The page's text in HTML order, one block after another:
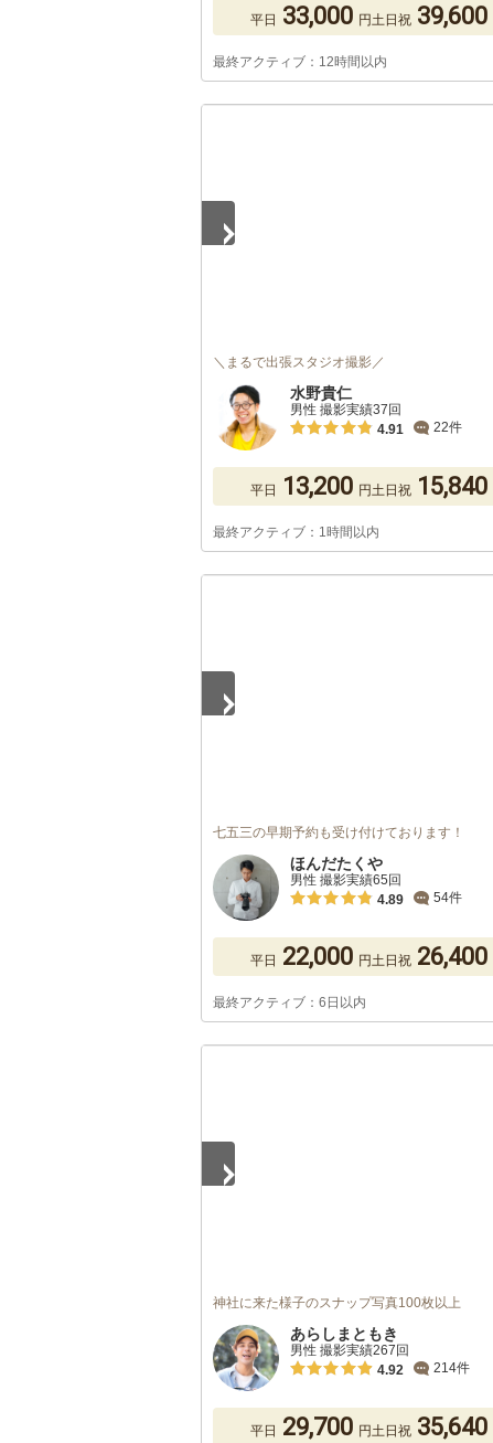
平日 33,000 円土日祝 39,600
最終アクティブ：12時間以内
＼まるで出張スタジオ撮影／
水野貴仁
男性 撮影実績37回
4.91
22件
平日 13,200 円土日祝 15,840
最終アクティブ：1時間以内
七五三の早期予約も受け付けております！
ほんだたくや
男性 撮影実績65回
4.89
54件
平日 22,000 円土日祝 26,400
最終アクティブ：6日以内
神社に来た様子のスナップ写真100枚以上
あらしまともき
男性 撮影実績267回
4.92
214件
平日 29,700 円土日祝 35,640